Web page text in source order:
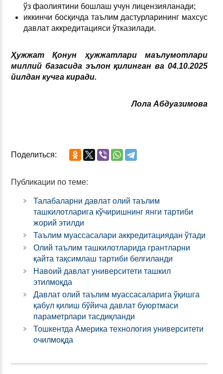
ўз фаолиятини бошлаш учун лицензияланади;
иккинчи босқичда таълим дастурларининг махсус
давлат аккредитацияси ўтказилади.
Ҳужжат Қонун ҳужжатлари маълумотлари
миллий базасида эълонқилинган ва04.10.2025
йилдан кучга киради.
Лола Абдуазимова
Поделиться:
Публикации по теме:
Талабаларни давлат олий таълим
ташкилотларига кўчиришнинг янги тартиби
жорий этилди
Таълим муассасалари аккредитациядан ўтади
Олий таълим ташкилотларида грантларни
қайта тақсимлаш тартиби белгиланди
Навоий давлат университети ташкил
этилмоқда
Давлат олий таълим муассасаларига ўқишга
қабул қилиш бўйича давлат буюртмаси
параметрлари тасдиқланди
Тошкентда Америка технология университети
очилмоқда